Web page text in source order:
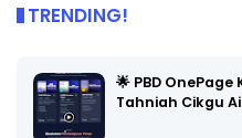
TRENDING!
🌟 PBD
Tahniah Cikgu